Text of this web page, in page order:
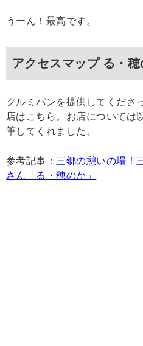
うーん！最高です。
アクセスマップ る・
クルミパンを提供してくださ
店はこちら。お店については
筆してくれました。
参考記事： 三郷の憩いの場！
さん「る・穂のか」